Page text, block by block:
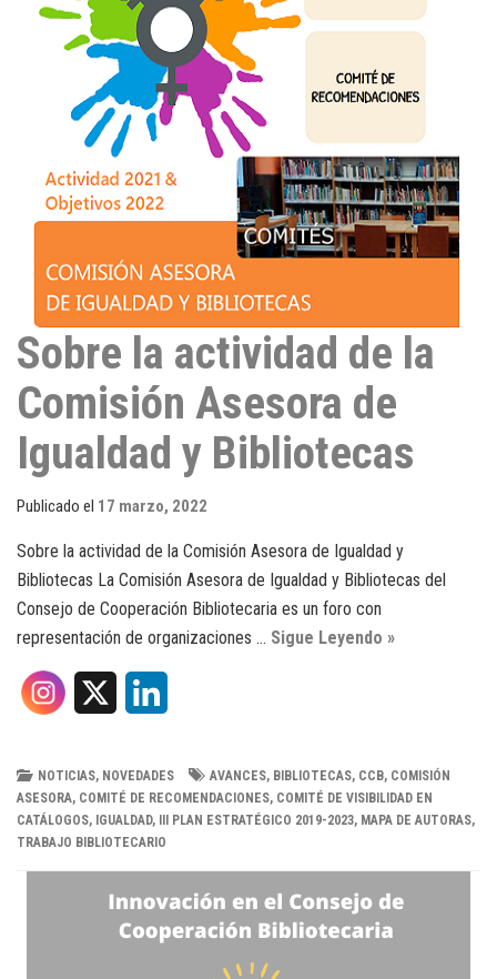
Sobre la actividad de la
Comisión Asesora de
Igualdad y Bibliotecas
Publicado el 17 marzo, 2022
Sobre la actividad de la Comisión Asesora de Igualdad y
Bibliotecas La Comisión Asesora de Igualdad y Bibliotecas del
Consejo de Cooperación Bibliotecaria es un foro con
representación de organizaciones … Sigue Leyendo »
n
k
d
NOTICIAS, NOVEDADES AVANCES, BIBLIOTECAS, CCB, COMISIÓN
ASESORA, COMITÉ DE RECOMENDACIONES, COMITÉ DE VISIBILIDAD EN
CATÁLOGOS, IGUALDAD, III PLAN ESTRATÉGICO 2019-2023, MAPA DE AUTORAS,
TRABAJO BIBLIOTECARIO